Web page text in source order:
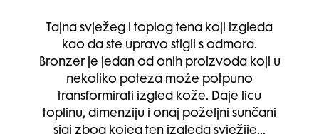
Tajna svježeg i toplog tena koji izgleda
kao da ste upravo stigli s odmora.
Bronzer je jedan od onih proizvoda koji u
nekoliko poteza može potpuno
transformirati izgled kože. Daje licu
toplinu, dimenziju i onaj poželjni sunčani
sjaj zbog kojeg ten izgleda svježije…